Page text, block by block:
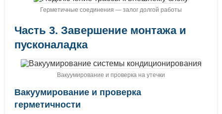
Герметичные соединения — залог долгой работы
Часть 3. Завершение монтажа и
пусконаладка
Вакуумирование и проверка на утечки
Вакуумирование и проверка
герметичности